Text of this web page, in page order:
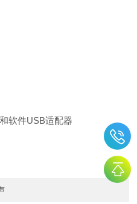
软件USB适配器